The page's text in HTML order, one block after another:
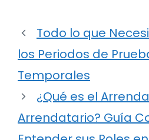
Todo lo que
los Periodos de
Temporales
¿Qué es el
Arrendatario? Guía